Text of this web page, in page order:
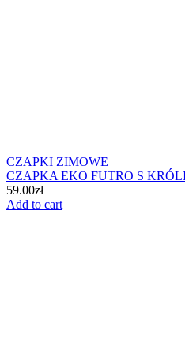
CZAPKI ZIMOWE
CZAPKA EKO FUTRO S
59.00zł
Add to cart